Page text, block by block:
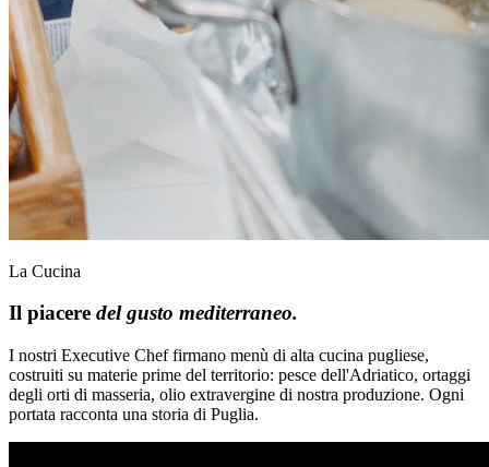
La Cucina
Il piacere del gusto mediterraneo.
I nostri Executive Chef firmano menù di alta cucina pugliese,
costruiti su materie prime del territorio: pesce dell'Adriatico, ortaggi
degli orti di masseria, olio extravergine di nostra produzione. Ogni
portata racconta una storia di Puglia.